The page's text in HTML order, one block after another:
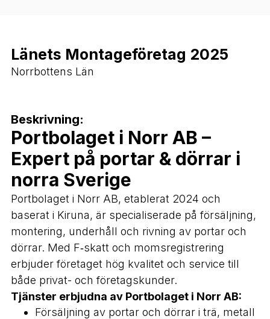
Länets Montageföretag 2025
Norrbottens Län
Beskrivning:
Portbolaget i Norr AB –
Expert på portar & dörrar i
norra Sverige
Portbolaget i Norr AB, etablerat 2024 och
baserat i Kiruna, är specialiserade på försäljning,
montering, underhåll och rivning av portar och
dörrar. Med F‑skatt och momsregistrering
erbjuder företaget hög kvalitet och service till
både privat- och företagskunder.
Tjänster erbjudna av Portbolaget i Norr AB:
Försäljning av portar och dörrar i trä, metall